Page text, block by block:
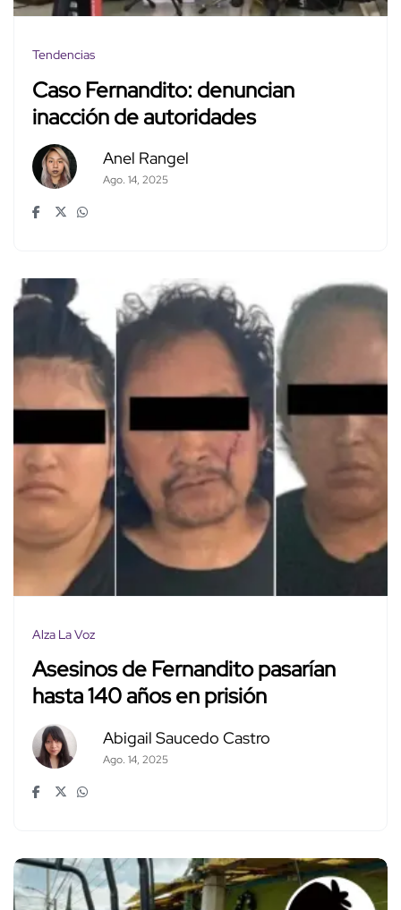
Tendencias
Caso Fernandito: denuncian
inacción de autoridades
Anel Rangel
Ago. 14, 2025
Alza La Voz
Asesinos de Fernandito pasarían
hasta 140 años en prisión
Abigail Saucedo Castro
Ago. 14, 2025